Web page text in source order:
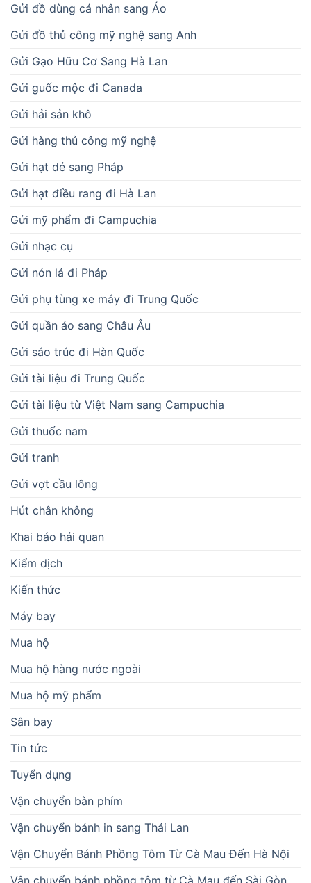
Gửi đồ dùng cá nhân sang Áo
Gửi đồ thủ công mỹ nghệ sang Anh
Gửi Gạo Hữu Cơ Sang Hà Lan
Gửi guốc mộc đi Canada
Gửi hải sản khô
Gửi hàng thủ công mỹ nghệ
Gửi hạt dẻ sang Pháp
Gửi hạt điều rang đi Hà Lan
Gửi mỹ phẩm đi Campuchia
Gửi nhạc cụ
Gửi nón lá đi Pháp
Gửi phụ tùng xe máy đi Trung Quốc
Gửi quần áo sang Châu Âu
Gửi sáo trúc đi Hàn Quốc
Gửi tài liệu đi Trung Quốc
Gửi tài liệu từ Việt Nam sang Campuchia
Gửi thuốc nam
Gửi tranh
Gửi vợt cầu lông
Hút chân không
Khai báo hải quan
Kiểm dịch
Kiến thức
Máy bay
Mua hộ
Mua hộ hàng nước ngoài
Mua hộ mỹ phẩm
Sân bay
Tin tức
Tuyển dụng
Vận chuyển bàn phím
Vận chuyển bánh in sang Thái Lan
Vận Chuyển Bánh Phồng Tôm Từ Cà Mau Đến Hà Nội
Vận chuyển bánh phồng tôm từ Cà Mau đến Sài Gòn